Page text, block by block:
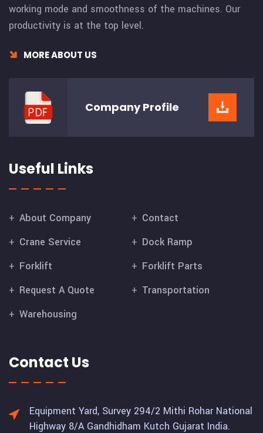
working mode and smoothness of the machines. Our
productivity is at the top level.
MORE ABOUT US
CompanyProfile
Useful Links
About Company
Contact
Crane Service
Dock Ramp
Forklift
Forklift Parts
Request A Quote
Transportation
Warehousing
Contact Us
Equipment Yard, Survey 294/2 Mithi Rohar National
Highway 8/A Gandhidham Kutch Gujarat India.